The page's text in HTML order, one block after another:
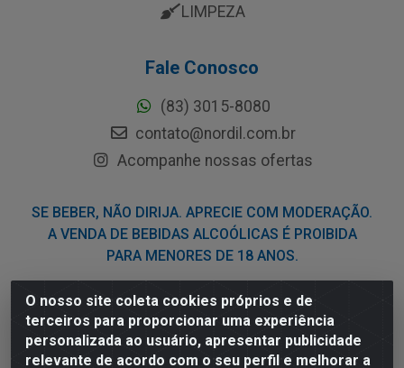
O nosso site coleta cookies próprios e de
terceiros para proporcionar uma experiência
personalizada ao usuário, apresentar publicidade
relevante de acordo com o seu perfil e melhorar a
LIMPEZA
Fale Conosco
(83) 3015-8080
contato@nordil.com.br
Acompanhe nossas ofertas
SE BEBER, NÃO DIRIJA. APRECIE COM MODERAÇÃO.
A VENDA DE BEBIDAS ALCOÓLICAS É PROIBIDA
PARA MENORES DE 18 ANOS.
Nordil Distribuidora - Avenida Liberdade, 2738, Bloco F -
Sesi - Bayeux/PB - CEP 58.111-400 - CNPJ
03.775.813/0001-41